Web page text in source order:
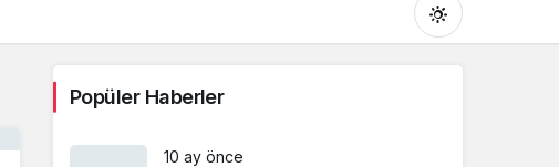
Popüler Haberler
10 ay önce